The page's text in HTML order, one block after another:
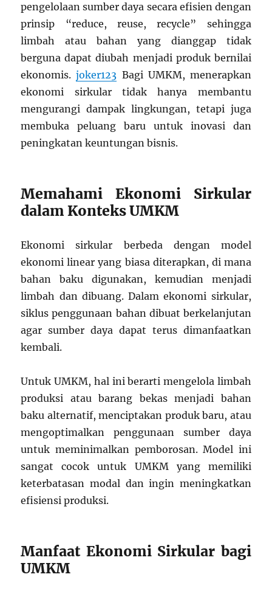
pengelolaan sumber daya secara efisien dengan
prinsip “reduce, reuse, recycle” sehingga
limbah atau bahan yang dianggap tidak
berguna dapat diubah menjadi produk bernilai
ekonomis.joker123 Bagi UMKM, menerapkan
ekonomi sirkular tidak hanya membantu
mengurangi dampak lingkungan, tetapi juga
membuka peluang baru untuk inovasi dan
peningkatan keuntungan bisnis.
Memahami Ekonomi Sirkular
dalam Konteks UMKM
Ekonomi sirkular berbeda dengan model
ekonomi linear yang biasa diterapkan, di mana
bahan baku digunakan, kemudian menjadi
limbah dan dibuang. Dalam ekonomi sirkular,
siklus penggunaan bahan dibuat berkelanjutan
agar sumber daya dapat terus dimanfaatkan
kembali.
Untuk UMKM, hal ini berarti mengelola limbah
produksi atau barang bekas menjadi bahan
baku alternatif, menciptakan produk baru, atau
mengoptimalkan penggunaan sumber daya
untuk meminimalkan pemborosan. Model ini
sangat cocok untuk UMKM yang memiliki
keterbatasan modal dan ingin meningkatkan
efisiensi produksi.
Manfaat Ekonomi Sirkular bagi
UMKM